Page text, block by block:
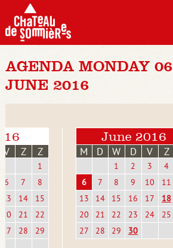
AGENDA MONDAY 06
JUNE 2016
V Z Z
1
6
7
8
13
14
15
20
21
22
27
28 29
June 2016
M D W D V Z
1 2 3 4
6
7 8 9 10 11
13
14 15 16 17 18
20
21 22 23 24 25
27
28 29 30